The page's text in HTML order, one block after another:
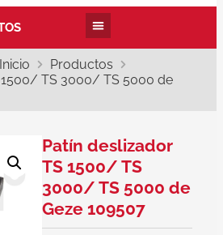
Inicio
Productos
1500/ TS 3000/ TS 5000 de
Patín deslizador
TS 1500/ TS
3000/ TS 5000 de
Geze 109507